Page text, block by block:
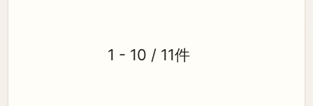
1 - 10 / 11件